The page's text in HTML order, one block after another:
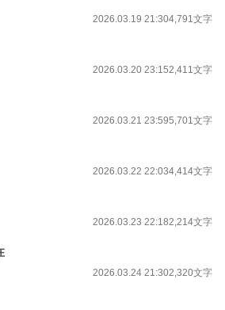
2026.03.19 21:304,791文字
2026.03.20 23:152,411文字
2026.03.21 23:595,701文字
2026.03.22 22:034,414文字
2026.03.23 22:182,214文字
2026.03.24 21:302,320文字